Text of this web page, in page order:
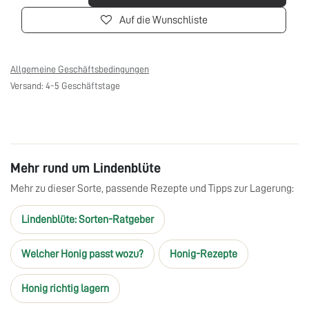
Auf die Wunschliste
Allgemeine Geschäftsbedingungen
Versand: 4-5 Geschäftstage
Mehr rund um Lindenblüte
Mehr zu dieser Sorte, passende Rezepte und Tipps zur Lagerung:
Lindenblüte: Sorten-Ratgeber
Welcher Honig passt wozu? Honig-Rezepte
Honig richtig lagern